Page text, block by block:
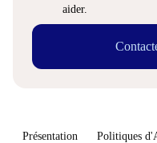
aider.
Présentation Politiques